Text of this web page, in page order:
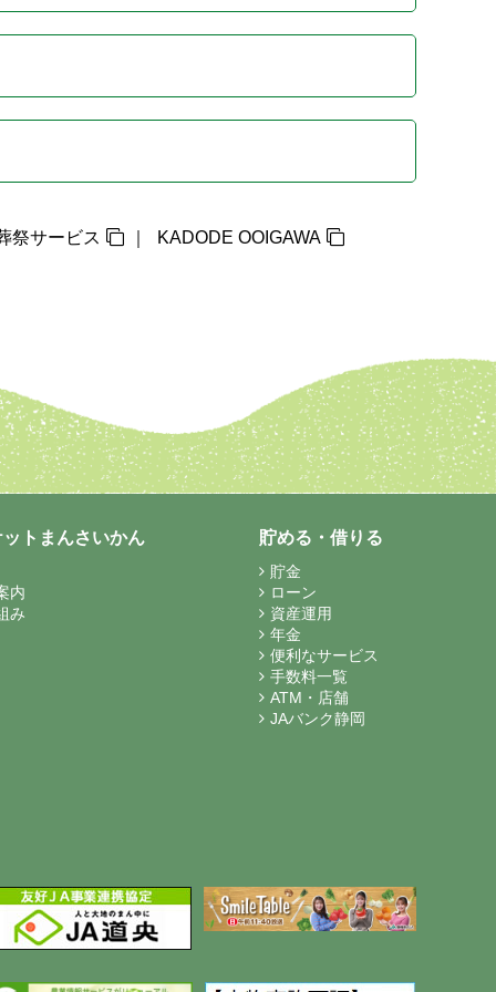
祭サービス KADODE OOIGAWA
トまんさいかん
内
み
貯める・借りる
貯金
ローン
資産運用
年金
便利なサービス
手数料一覧
ATM・店舗
JAバンク静岡